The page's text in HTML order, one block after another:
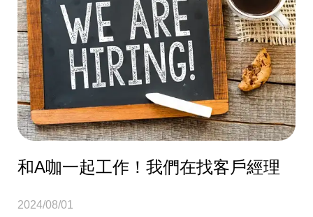
和A咖一起工作！我們在找客戶經理
2024/08/01